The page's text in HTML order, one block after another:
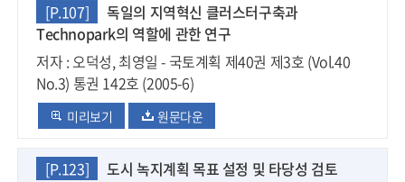
[P.107]
독일의 지역혁신 클러스터구축과
Technopark의 역할에 관한 연구
저자 : 오덕성, 최영일 - 국토계획 제40권 제3호 (Vol.40
No.3) 통권 142호 (2005-6)
미리보기 원문다운
[P.123]
도시 녹지계획 목표 설정 및 타당성 검토